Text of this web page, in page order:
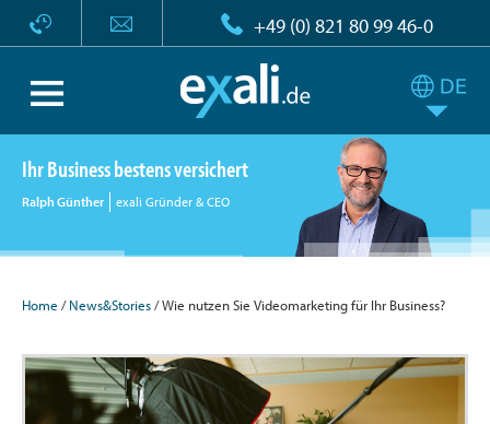
+49 (0) 821 80 99 46-0
Ihr Business bestens versichert
Ralph Günther exali Gründer & CEO
Home /News&Stories/ Wie nutzen Sie Videomarketing für Ihr Business?